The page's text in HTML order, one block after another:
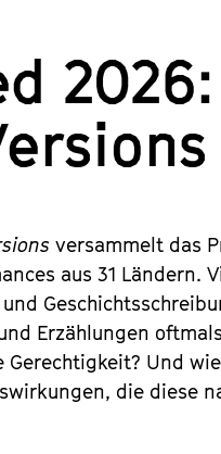
2026:
versammelt das
aus 31 Ländern.
Erzählungen
Gerechtigkeit? Und
die diese